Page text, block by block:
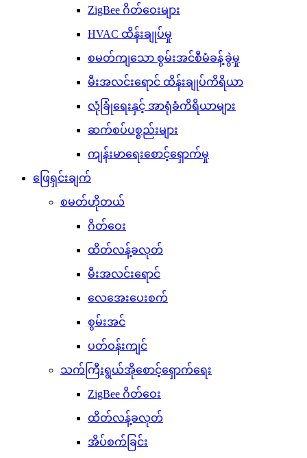
ZigBee ဂိတ်ဝေးများ
HVAC ထိန်းချုပ်မှု
စမတ်ကျသော စွမ်းအင်စီမံခန့်ခွဲမှု
မီးအလင်းရောင် ထိန်းချုပ်ကိရိယာ
လုံခြုံရေးနှင့် အာရုံခံကိရိယာများ
ဆက်စပ်ပစ္စည်းများ
ကျန်းမာရေးစောင့်ရှောက်မှု
ဖြေရှင်းချက်
စမတ်ဟိုတယ်
ဂိတ်ဝေး
ထိတ်လန့်ခလုတ်
မီးအလင်းရောင်
လေအေးပေးစက်
စွမ်းအင်
ပတ်ဝန်းကျင်
သက်ကြီးရွယ်အိုစောင့်ရှောက်ရေး
ZigBee ဂိတ်ဝေး
ထိတ်လန့်ခလုတ်
အိပ်စက်ခြင်း